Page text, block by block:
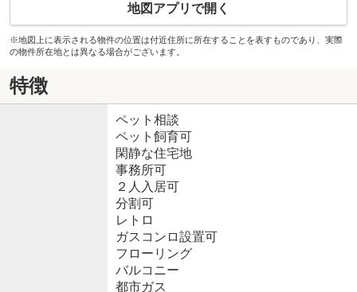
地図アプリで開く
※地図上に表示される物件の位置は付近住所に所在することを表すものであり、実際
の物件所在地とは異なる場合がございます。
特徴
ペット相談
ペット飼育可
閑静な住宅地
事務所可
２人入居可
分割可
レトロ
ガスコンロ設置可
フローリング
バルコニー
都市ガス